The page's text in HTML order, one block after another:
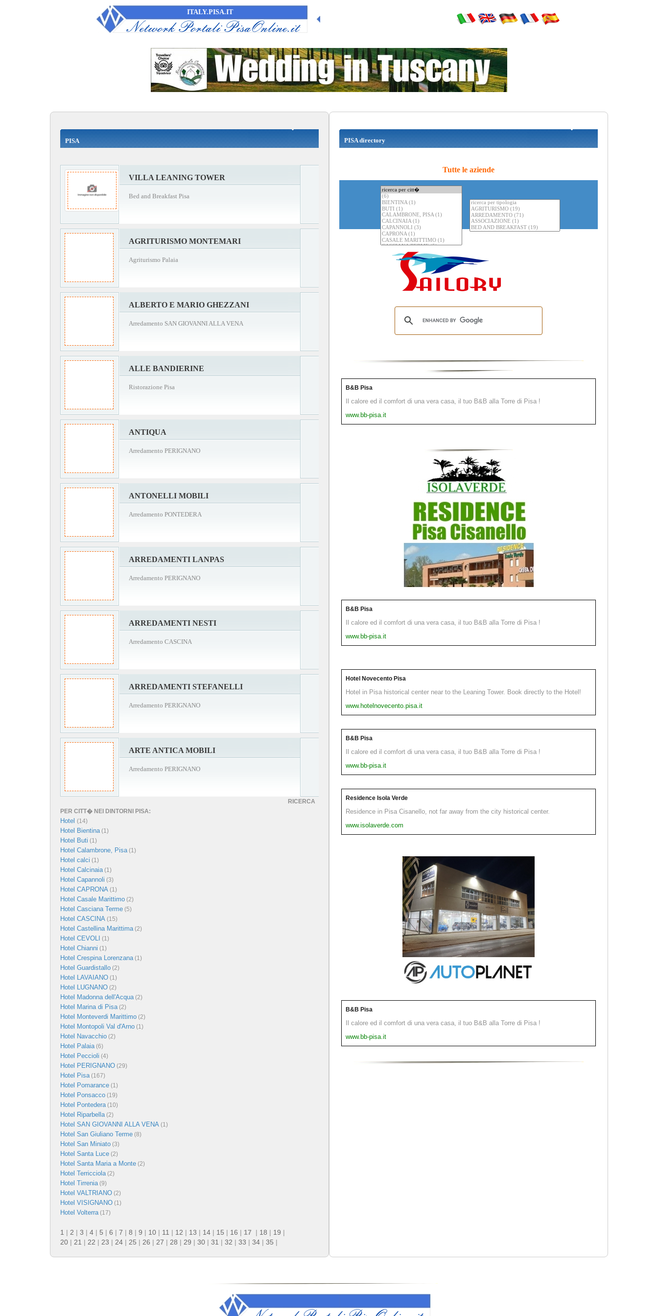
ITALY.PISA.IT
PISA
VILLA LEANING TOWER
Bed and Breakfast Pisa
AGRITURISMO MONTEMARI
Agriturismo Palaia
ALBERTO E MARIO GHEZZANI
Arredamento SAN GIOVANNI ALLA VENA
ALLE BANDIERINE
Ristorazione Pisa
ANTIQUA
Arredamento PERIGNANO
ANTONELLI MOBILI
Arredamento PONTEDERA
ARREDAMENTI LANPAS
Arredamento PERIGNANO
ARREDAMENTI NESTI
Arredamento CASCINA
ARREDAMENTI STEFANELLI
Arredamento PERIGNANO
ARTE ANTICA MOBILI
Arredamento PERIGNANO
RICERCA
PER CITT� NEI DINTORNI PISA:
Hotel (14)
Hotel Bientina(1)
Hotel Buti (1)
Hotel Calambrone, Pisa(1)
Hotel calci (1)
Hotel Calcinaia(1)
Hotel Capannoli (3)
Hotel CAPRONA (1)
Hotel Casale Marittimo (2)
Hotel Casciana Terme (5)
Hotel CASCINA (15)
Hotel Castellina Marittima(2)
Hotel CEVOLI (1)
Hotel Chianni (1)
Hotel Crespina Lorenzana(1)
Hotel Guardistallo (2)
Hotel LAVAIANO (1)
Hotel LUGNANO (2)
Hotel Madonna dell'Acqua(2)
Hotel Marina di Pisa(2)
Hotel Monteverdi Marittimo (2)
Hotel Montopoli Val d'Arno (1)
Hotel Navacchio (2)
Hotel Palaia(6)
Hotel Peccioli (4)
Hotel PERIGNANO (29)
Hotel Pisa(167)
Hotel Pomarance (1)
Hotel Ponsacco (19)
Hotel Pontedera(10)
Hotel Riparbella(2)
Hotel SAN GIOVANNI ALLA VENA (1)
Hotel San Giuliano Terme (8)
Hotel San Miniato (3)
Hotel Santa Luce (2)
Hotel Santa Maria a Monte (2)
Hotel Terricciola(2)
Hotel Tirrenia(9)
Hotel VALTRIANO (2)
Hotel VISIGNANO (1)
Hotel Volterra(17)
1 | 2 | 3 | 4 | 5 | 6 | 7 | 8 | 9 | 10 | 11 | 12 | 13 | 14 | 15 | 16 | 17 | 18 | 19 |
20 | 21 | 22 | 23 | 24 | 25 | 26 | 27 | 28 | 29 | 30 | 31 | 32 | 33 | 34 | 35 |
PISA directory
Tutte le aziende
B&B Pisa
Il calore ed il comfort di una vera casa, il tuo B&B alla Torre di Pisa !
www.bb-pisa.it
B&B Pisa
Il calore ed il comfort di una vera casa, il tuo B&B alla Torre di Pisa !
www.bb-pisa.it
Hotel Novecento Pisa
Hotel in Pisa historical center near to the Leaning Tower. Book directly to the Hotel!
www.hotelnovecento.pisa.it
B&B Pisa
Il calore ed il comfort di una vera casa, il tuo B&B alla Torre di Pisa !
www.bb-pisa.it
Residence Isola Verde
Residence in Pisa Cisanello, not far away from the city historical center.
www.isolaverde.com
B&B Pisa
Il calore ed il comfort di una vera casa, il tuo B&B alla Torre di Pisa !
www.bb-pisa.it